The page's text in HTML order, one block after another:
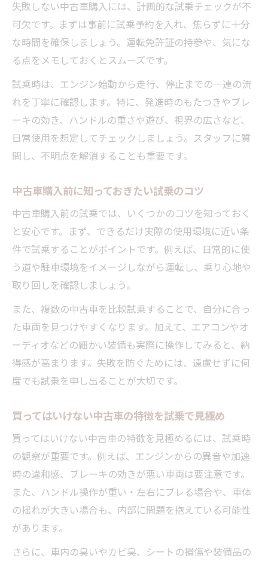
失敗しない中古車購入には、計画的な試乗チェックが不
可欠です。まずは事前に試乗予約を入れ、焦らずに十分
な時間を確保しましょう。運転免許証の持参や、気にな
る点をメモしておくとスムーズです。
試乗時は、エンジン始動から走行、停止までの一連の流
れを丁寧に確認します。特に、発進時のもたつきやブレ
ーキの効き、ハンドルの重さや遊び、視界の広さなど、
日常使用を想定してチェックしましょう。スタッフに質
問し、不明点を解消することも重要です。
中古車購入前に知っておきたい試乗のコツ
中古車購入前の試乗では、いくつかのコツを知っておく
と安心です。まず、できるだけ実際の使用環境に近い条
件で試乗することがポイントです。例えば、日常的に使
う道や駐車環境をイメージしながら運転し、乗り心地や
取り回しを確認しましょう。
また、複数の中古車を比較試乗することで、自分に合っ
た車両を見つけやすくなります。加えて、エアコンやオ
ーディオなどの細かい装備も実際に操作してみると、納
得感が高まります。失敗を防ぐためには、遠慮せずに何
度でも試乗を申し出ることが大切です。
買ってはいけない中古車の特徴を試乗で見極め
買ってはいけない中古車の特徴を見極めるには、試乗時
の観察が重要です。例えば、エンジンからの異音や加速
時の違和感、ブレーキの効きが悪い車両は要注意です。
また、ハンドル操作が重い・左右にブレる場合や、車体
の揺れが大きい場合も、内部に問題を抱えている可能性
があります。
さらに、車内の臭いやカビ臭、シートの損傷や装備品の